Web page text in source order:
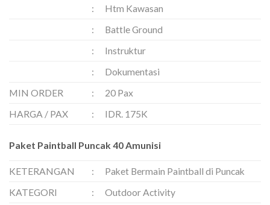
:
Htm Kawasan
:
Battle Ground
:
Instruktur
:
Dokumentasi
MIN ORDER
:
20 Pax
HARGA / PAX
: IDR. 175K
Paket Paintball Puncak 40 Amunisi
KETERANGAN :
Paket Bermain Paintball di Puncak
KATEGORI
:
Outdoor Activity